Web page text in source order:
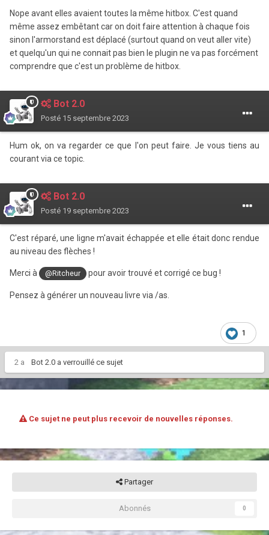
Nope avant elles avaient toutes la même hitbox. C'est quand
même assez embêtant car on doit faire attention à chaque fois
sinon l'armorstand est déplacé (surtout quand on veut aller vite)
et quelqu'un qui ne connait pas bien le plugin ne va pas forcément
comprendre que c'est un problème de hitbox.
Bot 2.0
Posté 15 septembre 2023
Hum ok, on va regarder ce que l'on peut faire. Je vous tiens au
courant via ce topic.
Bot 2.0
Posté 19 septembre 2023
C'est réparé, une ligne m'avait échappée et elle était donc rendue
au niveau des flèches !
Merci à @Ritcheur pour avoir trouvé et corrigé ce bug !
Pensez à générer un nouveau livre via /as.
1
2 a Bot 2.0 a verrouillé ce sujet
Ce sujet ne peut plus recevoir de nouvelles réponses.
Partager
Abonnés 0